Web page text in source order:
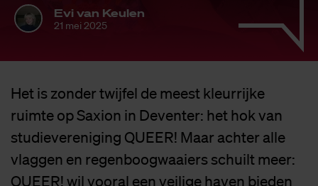
Evi van Keulen
21 mei 2025
Het is zonder twijfel de meest kleurrijke
ruimte op Saxion in Deventer: het hok van
studievereniging QUEER! Maar achter alle
vlaggen en regenboogwaaiers schuilt meer:
QUEER! wil vooral een veilige haven bieden